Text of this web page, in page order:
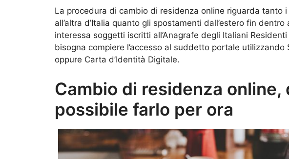
La procedura di cambio di residenza online riguarda tanto
all’altra d’Italia quanto gli spostamenti dall’estero fin
interessa soggetti iscritti all’Anagrafe degli Italiani Residenti
bisogna compiere l’accesso al suddetto portale utilizzando
oppure Carta d’Identità Digitale.
Cambio di residenza online,
possibile farlo per ora